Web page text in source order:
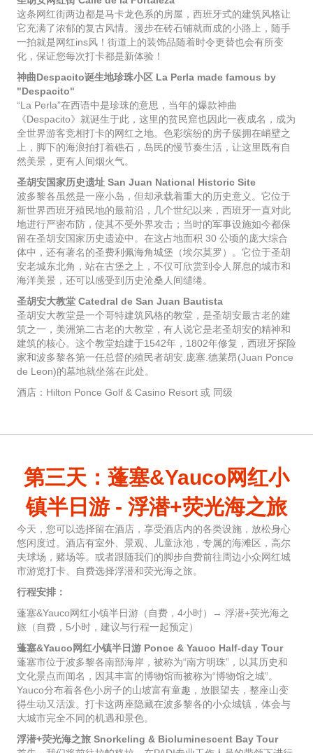
这条网红街两边都是马卡龙色系的房屋，西班牙式的建筑风格让
它充满了浓郁的复古风情。漫步在砖石铺就而成的小路上，随手
一拍就是网红ins风！街道上的装饰品随着时令更替也会有所变
化，保证您每次打卡都是新体验！
神曲Despacito诞生地珍珠小区 La Perla made famous by
"Despacito"
“La Perla”在西语中是珍珠的意思，当年的爆款神曲
《Despacito》就诞生于此，这里的贫民窟也因此一夜成名，成为
全世界游客竞相打卡的网红之地。色彩缤纷的房子簇拥在峭壁之
上，脚下的海浪拍打着礁石，岛民的慢节奏生活，让这里既有自
然美景，更有人间烟火气。
圣胡安国家历史遗址 San Juan National Historic Site
波多黎各虽然是一座小岛，但却承载着重大的历史意义。它位于
新世界西班牙殖民地的最前沿，几个世纪以来，西班牙一直对此
地进行严密布防，使其不受外界攻击；当时的军事设施如今都保
留在圣胡安国家历史遗迹中。在这占地面积 30 公顷的庞大综合
体中，还有著名的圣费利佩海角城堡（埃尔莫罗）。它位于圣胡
安老城东北角，站在古堡之上，不仅可欣赏到令人屏息的城市和
海洋美景，还可以感受到历史沧桑人间缱绻。
圣胡安大教堂 Catedral de San Juan Bautista
圣胡安大教堂是一个哥特建筑风格的教堂，是圣胡安最古老的建
筑之一，美洲第二古老的大教堂，有人说它是老圣胡安的精神和
建筑的核心。这个教堂始建于1542年，1802年修复，西班牙探险
家和波多黎各第一任总督的殖民者胡安.庞塞.德莱昂(Juan Ponce
de Leon)的墓地就坐落在此处。
酒店：Hilton Ponce Golf & Casino Resort 或 同级
第三天：蓬塞&Yauco网红小
镇半日游 - 浮潜+荧光海之旅
今天，您可以选择留在酒店，享受酒店内的各类设施，放松身心
悠闲度过。酒店有室外、景观、儿童泳池，专属的海滩区，高尔
夫球场，赌场等。或者跟随我们的脚步自费前往周边小众网红城
市游览打卡、自费选择浮潜和荧光海之旅。
行程安排：
蓬塞&Yauco网红小镇半日游（自费，4小时）→ 浮潜+荧光海之
旅（自费，5小时，建议与行程一起预定）
蓬塞&Yauco网红小镇半日游 Ponce & Yauco Half-day Tour
蓬塞市位于波多黎各南部海岸，被称为“南方明珠”，以其历史和
文化景点而闻名，因其丰富的博物馆而被称为“博物馆之城”。
Yauco分布着各色小房子的山坡富有童趣，放眼望去，整座山变
得生动又活泼。打卡这两座隐藏在波多黎各的小众城镇，体会与
大城市完全不同的机遇和景色。
浮潜+荧光海之旅 Snorkeling & Bioluminescent Bay Tour